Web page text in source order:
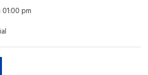
pm